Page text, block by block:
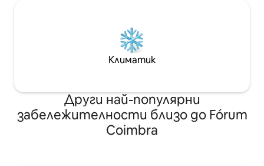
Климатик
Други най-популярни
забележителности близо до Fórum
Coimbra